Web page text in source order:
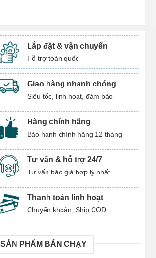
Lắp đặt & vận chuyển
Hỗ trợ toàn quốc
Giao hàng nhanh chóng
Siêu tốc, linh hoạt, đảm bảo
Hàng chính hãng
Bảo hành chính hãng 12 tháng
Tư vấn & hỗ trợ 24/7
Tư vấn báo giá hợp lý nhất
Thanh toán linh hoạt
Chuyển khoản, Ship COD
SẢN PHẨM BÁN CHẠY